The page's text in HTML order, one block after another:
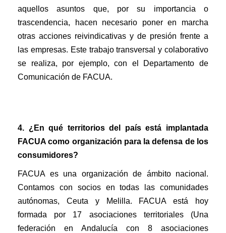
aquellos asuntos que, por su importancia o
trascendencia, hacen necesario poner en marcha
otras acciones reivindicativas y de presión frente a
las empresas. Este trabajo transversal y colaborativo
se realiza, por ejemplo, con el Departamento de
Comunicación de FACUA.
4. ¿En qué territorios del país está implantada
FACUA como organización para la defensa de los
consumidores?
FACUA es una organización de ámbito nacional.
Contamos con socios en todas las comunidades
autónomas, Ceuta y Melilla. FACUA está hoy
formada por 17 asociaciones territoriales (Una
federación en Andalucía con 8 asociaciones